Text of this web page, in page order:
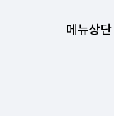
메뉴상단